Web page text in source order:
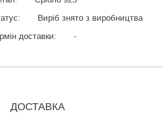
Виріб знято з виробництва
доставки: -
ДОСТАВКА